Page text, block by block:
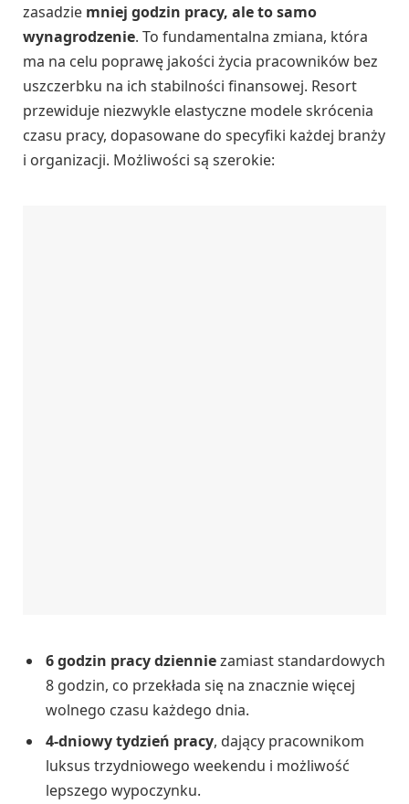
zasadzie mniej godzin pracy, ale to samo
wynagrodzenie. To fundamentalna zmiana, która
ma na celu poprawę jakości życia pracowników bez
uszczerbku na ich stabilności finansowej. Resort
przewiduje niezwykle elastyczne modele skrócenia
czasu pracy, dopasowane do specyfiki każdej branży
i organizacji. Możliwości są szerokie:
6 godzin pracy dzienniezamiast standardowych
8 godzin, co przekłada się na znacznie więcej
wolnego czasu każdego dnia.
4-dniowy tydzień pracy, dający pracownikom
luksus trzydniowego weekendu i możliwość
lepszego wypoczynku.